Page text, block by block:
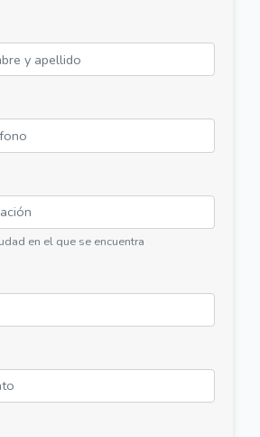
en el que se encuentra